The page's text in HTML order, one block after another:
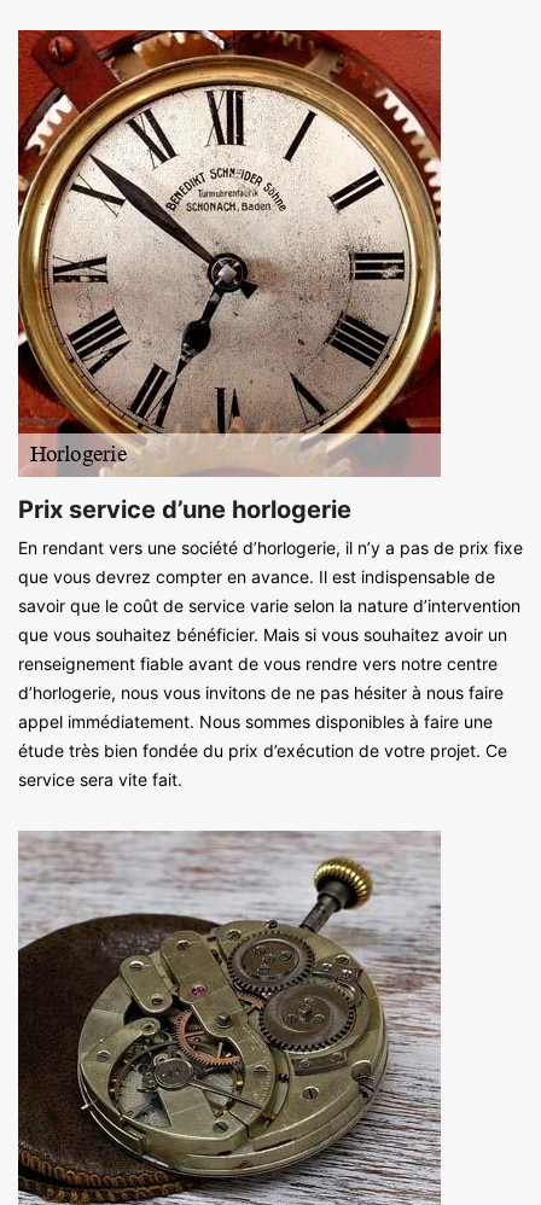
Prix service d’une horlogerie
En rendant vers une société d’horlogerie, il n’y a pas de prix fixe
que vous devrez compter en avance. Il est indispensable de
savoir que le coût de service varie selon la nature d’intervention
que vous souhaitez bénéficier. Mais si vous souhaitez avoir un
renseignement fiable avant de vous rendre vers notre centre
d’horlogerie, nous vous invitons de ne pas hésiter à nous faire
appel immédiatement. Nous sommes disponibles à faire une
étude très bien fondée du prix d’exécution de votre projet. Ce
service sera vite fait.